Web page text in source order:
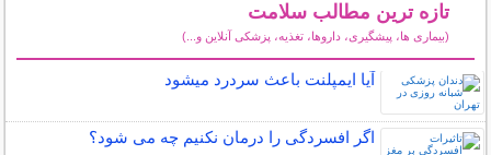
تازه ترین مطالب سلامت
(بیماری ها، پیشگیری، داروها، تغذیه، پزشکی آنلاین و...)
آیا ایمپلنت باعث سردرد میشود
اگر افسردگی را درمان نکنیم چه می شود؟